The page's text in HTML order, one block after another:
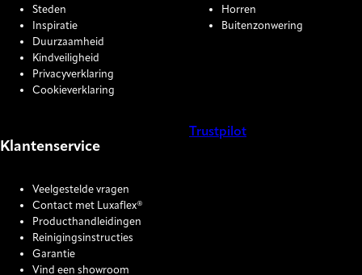
Steden
Inspiratie
Duurzaamheid
Kindveiligheid
Privacyverklaring
Cookieverklaring
Horren
Buitenzonwering
Klantenservice
Veelgestelde vragen
Contact met Luxaflex®
Producthandleidingen
Reinigingsinstructies
Garantie
Vind een showroom
Trustpilot